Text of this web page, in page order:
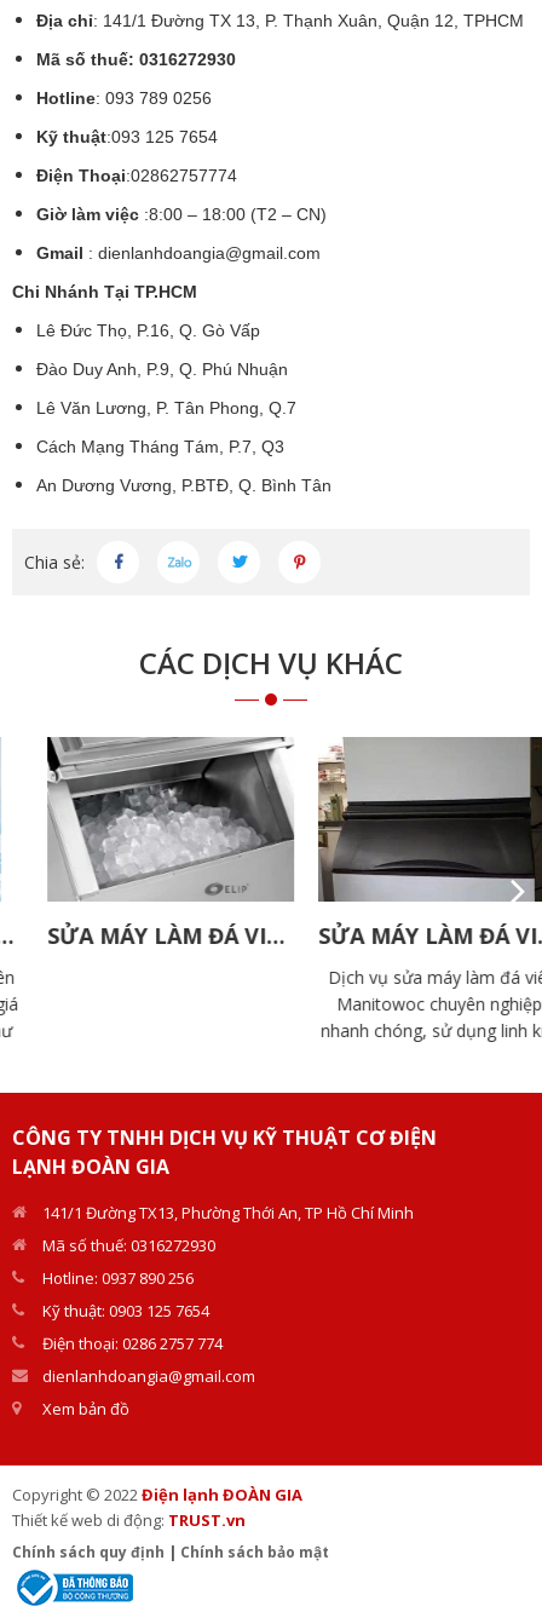
Địa chỉ: 141/1 Đường TX 13, P. Thạnh Xuân, Quận 12, TPHCM
Mã số thuế: 0316272930
Hotline: 093 789 0256
Kỹ thuật:093 125 7654
Điện Thoại:02862757774
Giờ làm việc :8:00 – 18:00 (T2 – CN)
Gmail : dienlanhdoangia@gmail.com
Chi Nhánh Tại TP.HCM
Lê Đức Thọ, P.16, Q. Gò Vấp
Đào Duy Anh, P.9, Q. Phú Nhuận
Lê Văn Lương, P. Tân Phong, Q.7
Cách Mạng Tháng Tám, P.7, Q3
An Dương Vương, P.BTĐ, Q. Bình Tân
Chia sẻ:
CÁC DỊCH VỤ KHÁC
SỬA MÁY LÀM ĐÁ VIÊN ELIP SỬA MÁY LÀM ĐÁ VIÊN MANITOWOC
Dịch vụ sửa máy làm đá viên
Manitowoc chuyên nghiệp,
nhanh chóng, sử dụng linh kiện
CÔNG TY TNHH DỊCH VỤ KỸ THUẬT CƠ ĐIỆN
LẠNH ĐOÀN GIA
141/1 Đường TX13, Phường Thới An, TP Hồ Chí Minh
Mã số thuế: 0316272930
Hotline: 0937 890 256
Kỹ thuật: 0903 125 7654
Điện thoại: 0286 2757 774
dienlanhdoangia@gmail.com
Xem bản đồ
Copyright © 2022Điện lạnh ĐOÀN GIA
Thiết kế web di động: TRUST.vn
Chính sách quy định | Chính sách bảo mật